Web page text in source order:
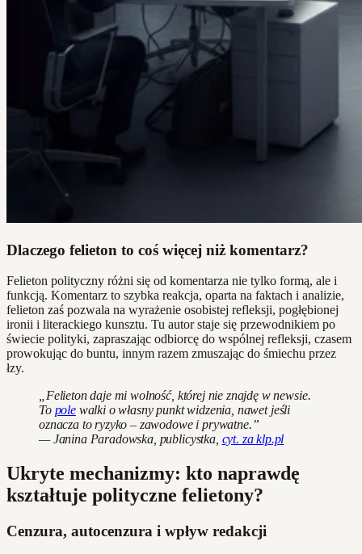
Dlaczego felieton to coś więcej niż komentarz?
Felieton polityczny różni się od komentarza nie tylko formą, ale i
funkcją. Komentarz to szybka reakcja, oparta na faktach i analizie,
felieton zaś pozwala na wyrażenie osobistej refleksji, pogłębionej
ironii i literackiego kunsztu. Tu autor staje się przewodnikiem po
świecie polityki, zapraszając odbiorcę do wspólnej refleksji, czasem
prowokując do buntu, innym razem zmuszając do śmiechu przez
łzy.
„Felieton daje mi wolność, której nie znajdę w newsie.
To polewalki o własny punkt widzenia, nawet jeśli
oznacza to ryzyko – zawodowe i prywatne.”
— Janina Paradowska, publicystka, cyt. za klp.pl
Ukryte mechanizmy: kto naprawdę
kształtuje polityczne felietony?
Cenzura, autocenzura i wpływ redakcji